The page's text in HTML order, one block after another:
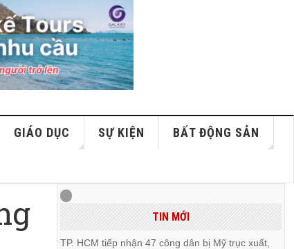
GIÁO DỤC SỰ KIỆN BẤT ĐỘNG SẢN
TIN MỚI
TP. HCM tiếp nhận 47 công dân bị Mỹ trục xuất,